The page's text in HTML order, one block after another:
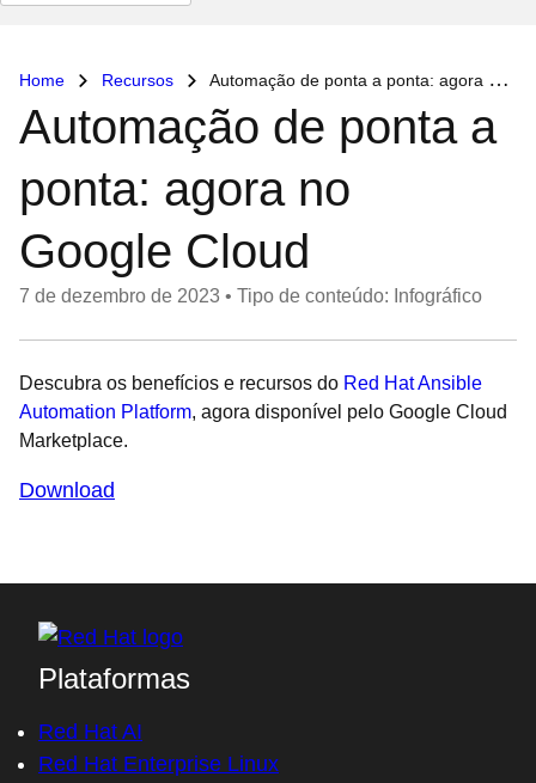
idioma
Home Recursos Automação de ponta a ponta: agora no Google Cloud
Automação de ponta a
ponta: agora no
Google Cloud
7 de dezembro de 2023 • Tipo de conteúdo: Infográfico
Descubra os benefícios e recursos do Red Hat Ansible
Automation Platform, agora disponível pelo Google Cloud
Marketplace.
Download
Plataformas
Red Hat AI
Red Hat Enterprise Linux